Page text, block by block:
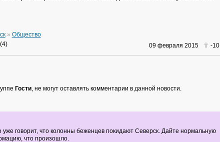
» Общество
09 февраля 2015 -10
Гости, не могут оставлять комментарии в данной новости.
уже говорит, что колонны беженцев покидают Северск. Дайте нормальную
что произошло.